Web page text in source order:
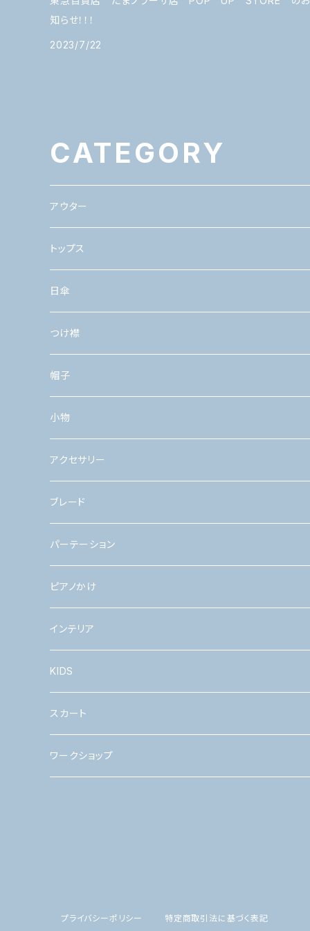
知らせ！！！
2023/7/22
CATEGORY
アウター
トップス
日傘
つけ襟
帽子
小物
アクセサリー
ブレード
パーテーション
ピアノかけ
インテリア
KIDS
つけ襟
スカート
ワークショップ
ワークショップ
プライバシーポリシー 特定商取引法に基づく表記